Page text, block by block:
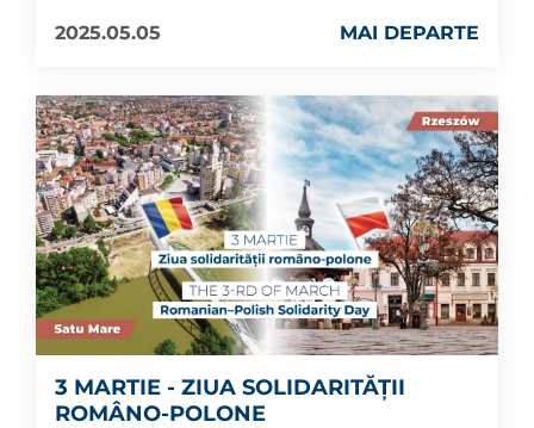
2025.05.05
MAI DEPARTE
3 MARTIE - ZIUA SOLIDARITĂȚII
ROMÂNO-POLONE